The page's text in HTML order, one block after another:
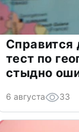
Справится
тест по
стыдно
6 августа 33